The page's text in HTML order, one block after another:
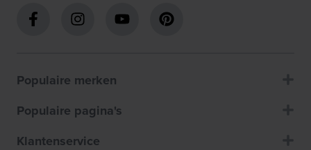
Populaire merken
Populaire pagina's
Klantenservice